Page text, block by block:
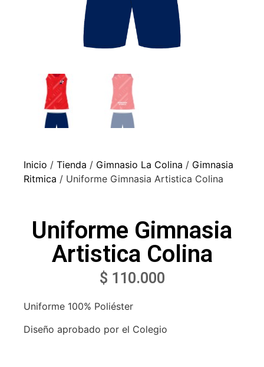
Inicio / Tienda / Gimnasio La Colina / Gimnasia
Ritmica / Uniforme Gimnasia Artistica Colina
Uniforme Gimnasia
Artistica Colina
$ 110.000
Uniforme 100% Poliéster
Diseño aprobado por el Colegio